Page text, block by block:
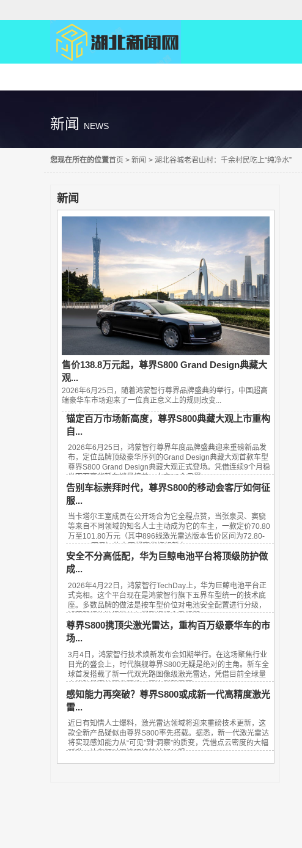
新闻 NEWS
您现在所在的位置首页 > 新闻 > 湖北谷城老君山村：千余村民吃上“纯净水”
新闻
售价138.8万元起，尊界S800 Grand Design典藏大
观...
2026年6月25日，随着鸿蒙智行尊界品牌盛典的举行，中国超高
端豪华车市场迎来了一位真正意义上的规则改变...
锚定百万市场新高度，尊界S800典藏大观上市重构
自...
2026年6月25日，鸿蒙智行尊界年度品牌盛典迎来重磅新品发
布，定位品牌顶级豪华序列的Grand Design典藏大观首款车型
尊界S800 Grand Design典藏大观正式登场。凭借连续9个月稳
坐百万豪华轿车销量榜首、上市13个月累...
告别车标崇拜时代，尊界S800的移动会客厅如何征
服...
当卡塔尔王室成员在公开场合为它全程点赞，当张泉灵、窦骁
等来自不同领域的知名人士主动成为它的车主，一款定价70.80
万至101.80万元（其中896线激光雷达版本售价区间为72.80-
101.80万元）的中国超豪华旗舰轿车——...
安全不分高低配，华为巨鲸电池平台将顶级防护做
成...
2026年4月22日，鸿蒙智行TechDay上，华为巨鲸电池平台正
式亮相。这个平台现在是鸿蒙智行旗下五界车型统一的技术底
座。多数品牌的做法是按车型价位对电池安全配置进行分级，
鸿蒙智行的选择是从入门到旗舰全系标配...
尊界S800携顶尖激光雷达，重构百万级豪华车的市
场...
3月4日，鸿蒙智行技术焕新发布会如期举行。在这场聚焦行业
目光的盛会上，时代旗舰尊界S800无疑是绝对的主角。新车全
球首发搭载了新一代双光路图像级激光雷达，凭借目前全球量
产线数最高的顶尖硬件，再次刷新了百...
感知能力再突破？尊界S800或成新一代高精度激光
雷...
近日有知情人士爆料，激光雷达领域将迎来重磅技术更新，这
款全新产品疑似由尊界S800率先搭载。据悉，新一代激光雷达
将实现感知能力从“可见”到“洞察”的质变，凭借点云密度的大幅
跃升，让车辆对周边环境的认知从粗...